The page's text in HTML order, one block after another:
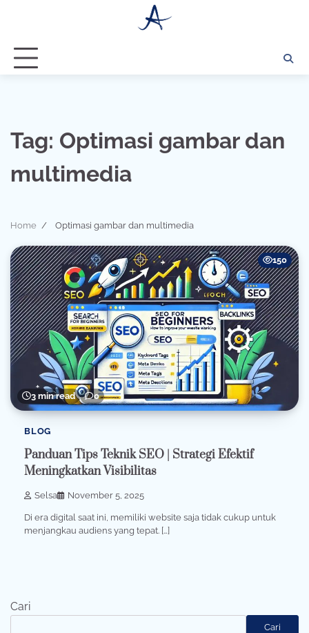
Tag: Optimasi gambar dan
multimedia
Home Optimasi gambar dan multimedia
3 min read 0
150
BLOG
Panduan Tips Teknik SEO | Strategi Efektif
Meningkatkan Visibilitas
Selsa November 5, 2025
Di era digital saat ini, memiliki website saja tidak cukup untuk
menjangkau audiens yang tepat. […]
Cari
Cari